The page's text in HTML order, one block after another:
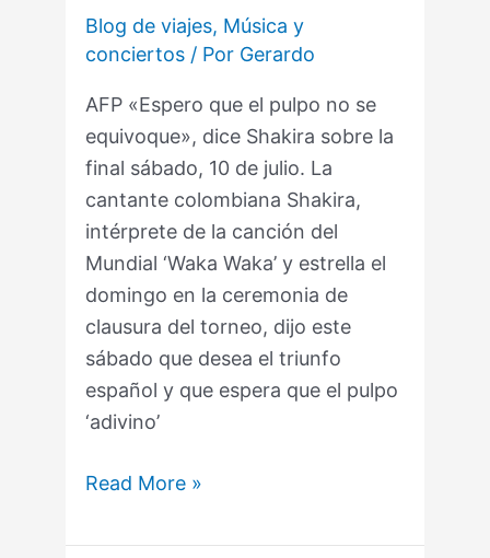
Blog de viajes, Música y
conciertos/ Por Gerardo
AFP «Espero que el pulpo no se
equivoque», dice Shakira sobre la
final sábado, 10 de julio. La
cantante colombiana Shakira,
intérprete de la canción del
Mundial ‘Waka Waka’ y estrella el
domingo en la ceremonia de
clausura del torneo, dijo este
sábado que desea el triunfo
español y que espera que el pulpo
‘adivino’
Shakira
Read More »